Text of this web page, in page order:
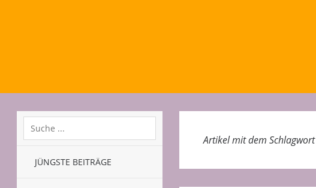
JÜNGSTE BEITRÄGE
Artikel mit dem Schlagwort